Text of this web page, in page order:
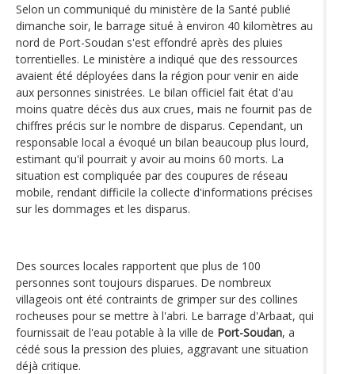
Selon un communiqué du ministère de la Santé publié
dimanche soir, le barrage situé à environ 40 kilomètres au
nord de Port-Soudan s'est effondré après des pluies
torrentielles. Le ministère a indiqué que des ressources
avaient été déployées dans la région pour venir en aide
aux personnes sinistrées. Le bilan officiel fait état d'au
moins quatre décès dus aux crues, mais ne fournit pas de
chiffres précis sur le nombre de disparus. Cependant, un
responsable local a évoqué un bilan beaucoup plus lourd,
estimant qu'il pourrait y avoir au moins 60 morts. La
situation est compliquée par des coupures de réseau
mobile, rendant difficile la collecte d'informations précises
sur les dommages et les disparus.
Des sources locales rapportent que plus de 100
personnes sont toujours disparues. De nombreux
villageois ont été contraints de grimper sur des collines
rocheuses pour se mettre à l'abri. Le barrage d'Arbaat, qui
fournissait de l'eau potable à la ville de Port-Soudan, a
cédé sous la pression des pluies, aggravant une situation
déjà critique.